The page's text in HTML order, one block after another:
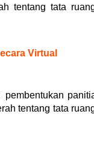
tentang tata
Virtual
pembentukan
tentang tata